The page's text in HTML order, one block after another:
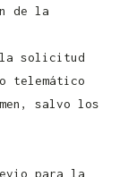
de la
la solicitud
telemático
salvo los
para la